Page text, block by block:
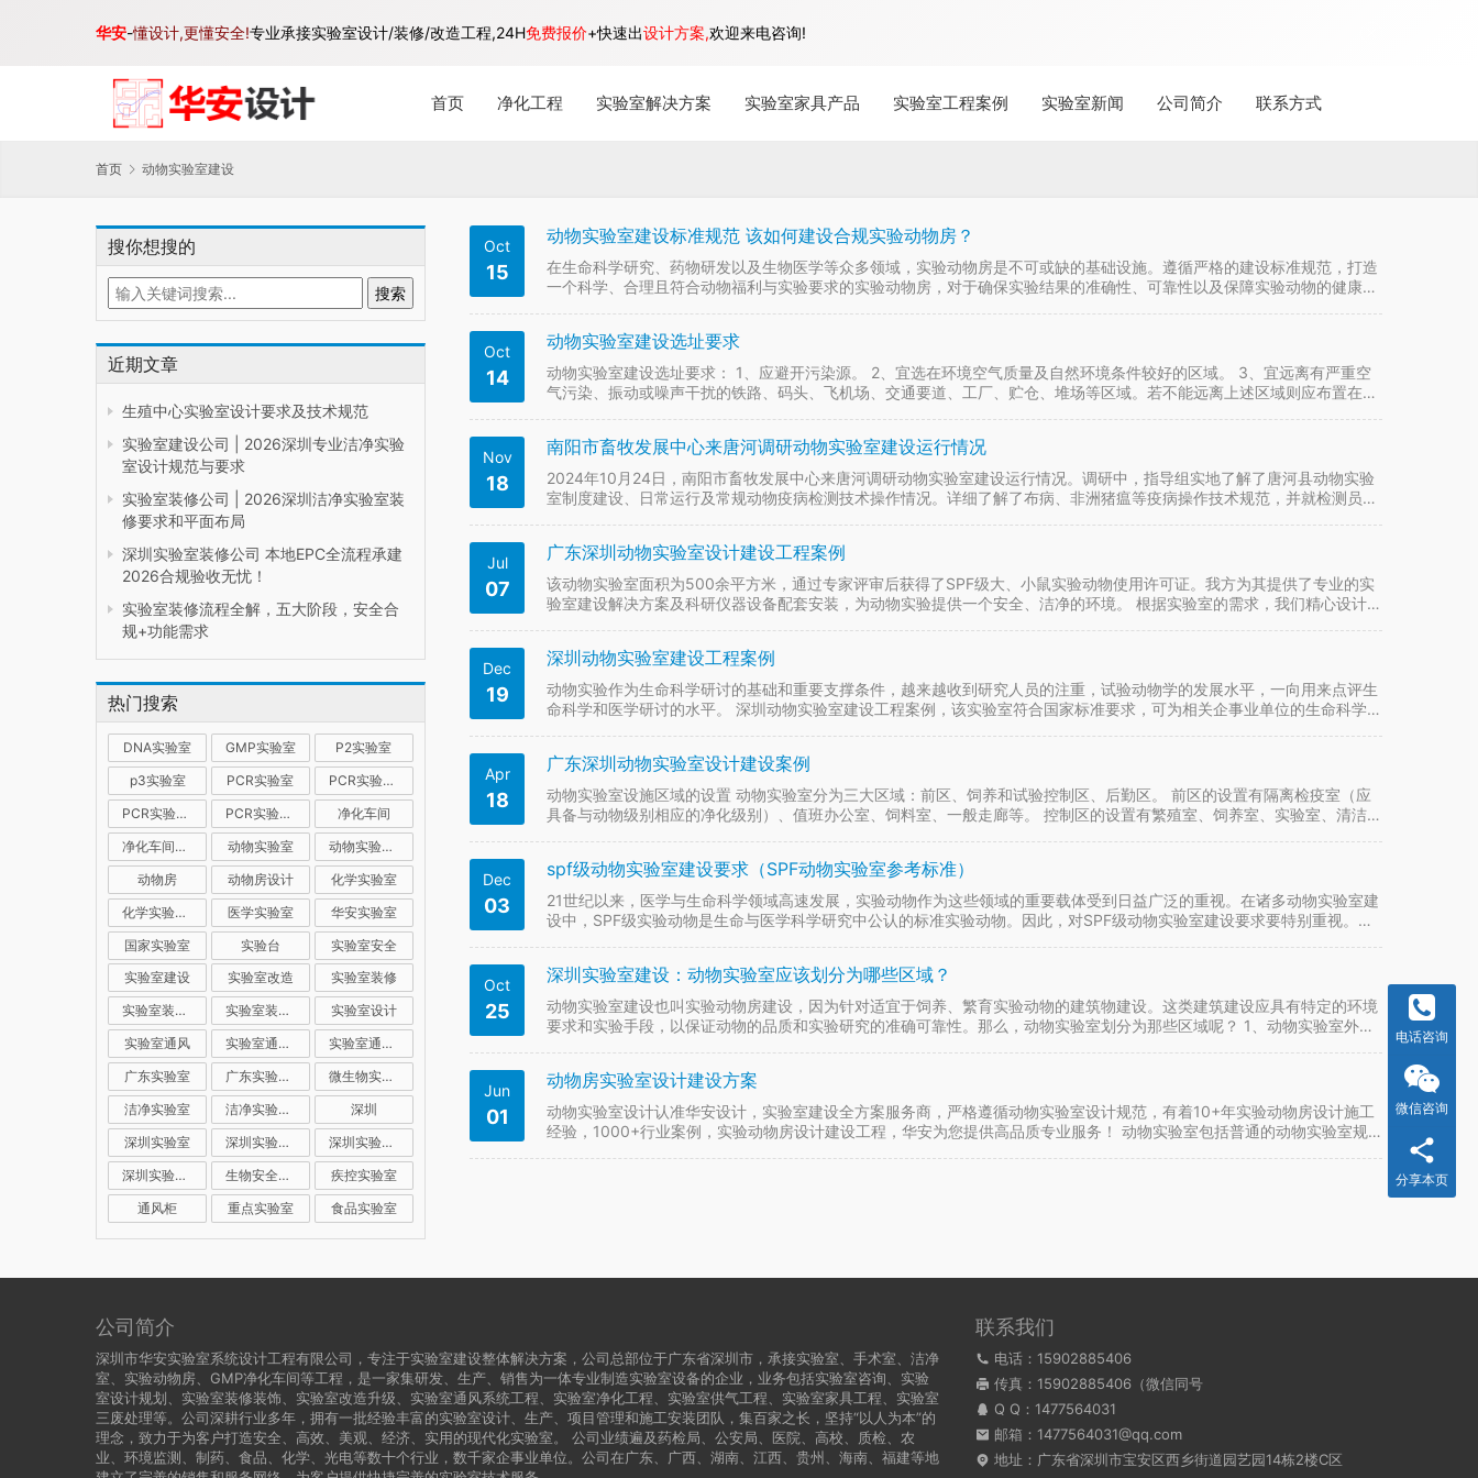
首页 净化工程 实验室解决方案 实验室家具产品 实验室工程案例 实验室新闻 公司简介 联系方式
首页 动物实验室建设
搜你想搜的
近期文章
生殖中心实验室设计要求及技术规范
实验室建设公司 | 2026深圳专业洁净实验
室设计规范与要求
实验室装修公司 | 2026深圳洁净实验室装
修要求和平面布局
深圳实验室装修公司 本地EPC全流程承建
2026合规验收无忧！
实验室装修流程全解，五大阶段，安全合
规+功能需求
热门搜索
DNA实验室 GMP实验室
P2实验室
p3实验室
PCR实验室
PCR实验室建设
PCR实验室装修
PCR实验室设计
净化车间
净化车间装修
动物实验室
动物实验室建设
动物房
动物房设计
化学实验室
化学实验室设计
医学实验室
华安实验室
国家实验室
实验台
实验室安全
实验室建设
实验室改造
实验室装修
实验室装修公司
实验室装修设计
实验室设计
实验室通风
实验室通风系统
实验室通风设计
广东实验室
广东实验室装修
微生物实验室
洁净实验室
洁净实验室设计
深圳
深圳实验室
深圳实验室建设
深圳实验室装修
深圳实验室设计
生物安全实验室
疾控实验室
通风柜
重点实验室 食品实验室
Oct
15
动物实验室建设标准规范 该如何建设合规实验动物房？
在生命科学研究、药物研发以及生物医学等众多领域，实验动物房是不可或缺的基础设施。遵循严格的建设标准规范，打造
一个科学、合理且符合动物福利与实验要求的实验动物房，对于确保实验结果的准确性、可靠性以及保障实验动物的健康与
Oct
14
动物实验室建设选址要求
动物实验室建设选址要求： 1、应避开污染源。 2、宜选在环境空气质量及自然环境条件较好的区域。 3、宜远离有严重空
气污染、振动或噪声干扰的铁路、码头、飞机场、交通要道、工厂、贮仓、堆场等区域。若不能远离上述区域则应布置在当
Nov
18
南阳市畜牧发展中心来唐河调研动物实验室建设运行情况
2024年10月24日，南阳市畜牧发展中心来唐河调研动物实验室建设运行情况。调研中，指导组实地了解了唐河县动物实验
室制度建设、日常运行及常规动物疫病检测技术操作情况。详细了解了布病、非洲猪瘟等疫病操作技术规范，并就检测员在
Jul
07
广东深圳动物实验室设计建设工程案例
该动物实验室面积为500余平方米，通过专家评审后获得了SPF级大、小鼠实验动物使用许可证。我方为其提供了专业的实
验室建设解决方案及科研仪器设备配套安装，为动物实验提供一个安全、洁净的环境。 根据实验室的需求，我们精心设计了
Dec
19
深圳动物实验室建设工程案例
动物实验作为生命科学研讨的基础和重要支撑条件，越来越收到研究人员的注重，试验动物学的发展水平，一向用来点评生
命科学和医学研讨的水平。 深圳动物实验室建设工程案例，该实验室符合国家标准要求，可为相关企事业单位的生命科学和
Apr
18
广东深圳动物实验室设计建设案例
动物实验室设施区域的设置 动物实验室分为三大区域：前区、饲养和试验控制区、后勤区。 前区的设置有隔离检疫室（应
具备与动物级别相应的净化级别）、值班办公室、饲料室、一般走廊等。 控制区的设置有繁殖室、饲养室、实验室、清洁物
Dec
03
spf级动物实验室建设要求（SPF动物实验室参考标准）
21世纪以来，医学与生命科学领域高速发展，实验动物作为这些领域的重要载体受到日益广泛的重视。在诸多动物实验室建
设中，SPF级实验动物是生命与医学科学研究中公认的标准实验动物。因此，对SPF级动物实验室建设要求要特别重视。
Oct
25
深圳实验室建设：动物实验室应该划分为哪些区域？
动物实验室建设也叫实验动物房建设，因为针对适宜于饲养、繁育实验动物的建筑物建设。这类建筑建设应具有特定的环境
要求和实验手段，以保证动物的品质和实验研究的准确可靠性。那么，动物实验室划分为那些区域呢？ 1、动物实验室外围
Jun
01
动物房实验室设计建设方案
动物实验室设计认准华安设计，实验室建设全方案服务商，严格遵循动物实验室设计规范，有着10+年实验动物房设计施工
经验，1000+行业案例，实验动物房设计建设工程，华安为您提供高品质专业服务！ 动物实验室包括普通的动物实验室规
公司简介
深圳市华安实验室系统设计工程有限公司，专注于实验室建设整体解决方案，公司总部位于广东省深圳市，承接实验室、手术室、洁净
室、实验动物房、GMP净化车间等工程，是一家集研发、生产、销售为一体专业制造实验室设备的企业，业务包括实验室咨询、实验
室设计规划、实验室装修装饰、实验室改造升级、实验室通风系统工程、实验室净化工程、实验室供气工程、实验室家具工程、实验室
三废处理等。公司深耕行业多年，拥有一批经验丰富的实验室设计、生产、项目管理和施工安装团队，集百家之长，坚持“以人为本”的
理念，致力于为客户打造安全、高效、美观、经济、实用的现代化实验室。 公司业绩遍及药检局、公安局、医院、高校、质检、农
业、环境监测、制药、食品、化学、光电等数十个行业，数千家企事业单位。公司在广东、广西、湖南、江西、贵州、海南、福建等地
联系我们
电话：15902885406
传真：15902885406（微信同号
Q Q： 1477564031
邮箱：1477564031@qq.com
地址：广东省深圳市宝安区西乡街道园艺园14栋2楼C区
电话咨询
微信咨询
分享本页
华安-懂设计,更懂安全!专业承接实验室设计/装修/改造工程,24H免费报价+快速出设计方案,欢迎来电咨询!